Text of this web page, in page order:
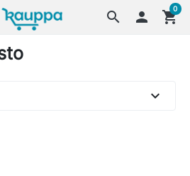
search  shopping_cart
0
expand_more